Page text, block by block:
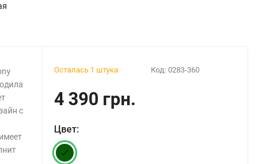
с
Осталась 1 штука Код: 0283-360
4 390 грн.
Цвет: